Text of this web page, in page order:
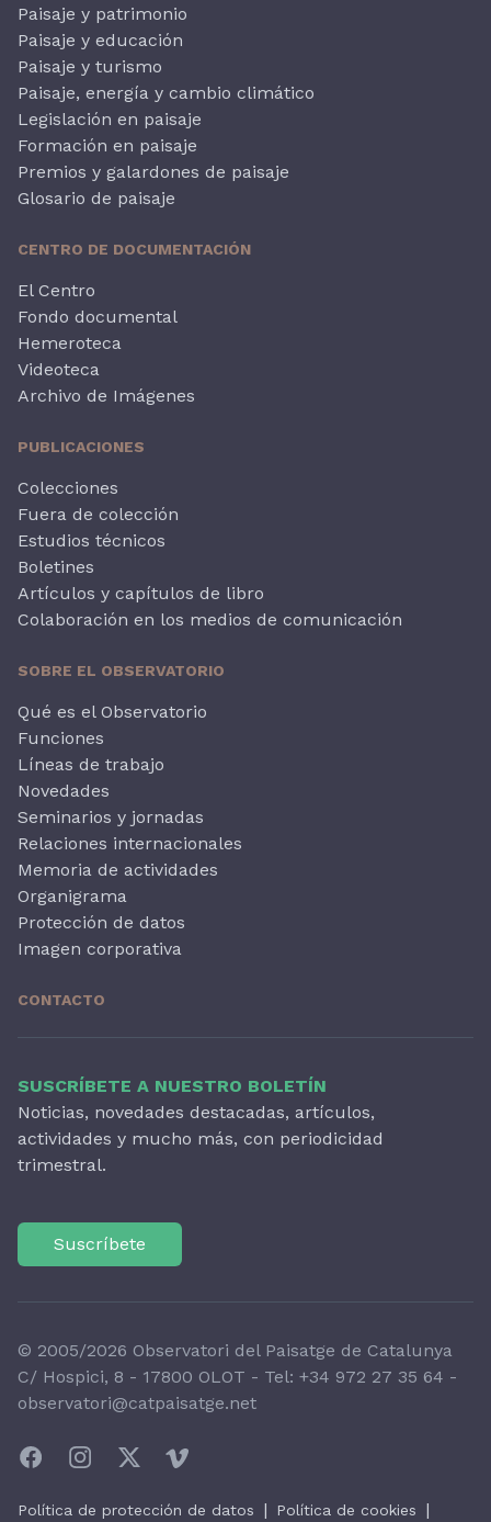
Paisaje y patrimonio
Paisaje y educación
Paisaje y turismo
Paisaje, energía y cambio climático
Legislación en paisaje
Formación en paisaje
Premios y galardones de paisaje
Glosario de paisaje
CENTRO DE DOCUMENTACIÓN
El Centro
Fondo documental
Hemeroteca
Videoteca
Archivo de Imágenes
PUBLICACIONES
Colecciones
Fuera de colección
Estudios técnicos
Boletines
Artículos y capítulos de libro
Colaboración en los medios de comunicación
SOBRE EL OBSERVATORIO
Qué es el Observatorio
Funciones
Líneas de trabajo
Novedades
Seminarios y jornadas
Relaciones internacionales
Memoria de actividades
Organigrama
Protección de datos
Imagen corporativa
CONTACTO
SUSCRÍBETE A NUESTRO BOLETÍN
Noticias, novedades destacadas, artículos,
actividades y mucho más, con periodicidad
trimestral.
Suscríbete
© 2005/2026 Observatori del Paisatge de Catalunya
C/ Hospici, 8 - 17800 OLOT - Tel: +34 972 27 35 64 -
observatori@catpaisatge.net
Política de protección de datos | Política de cookies |